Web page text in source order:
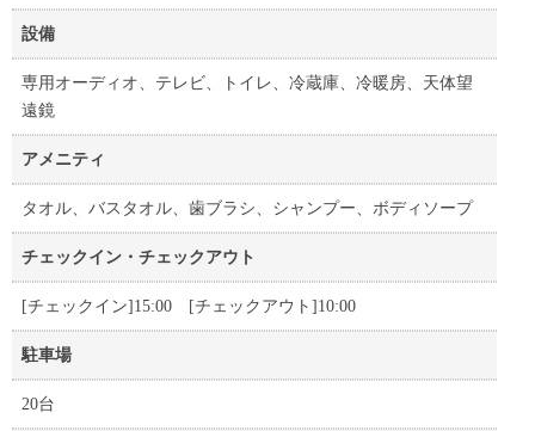
設備
専用オーディオ、テレビ、トイレ、冷蔵庫、冷暖房、天体望
遠鏡
アメニティ
タオル、バスタオル、歯ブラシ、シャンプー、ボディソープ
チェックイン・チェックアウト
[チェックイン]15:00 [チェックアウト]10:00
駐車場
20台